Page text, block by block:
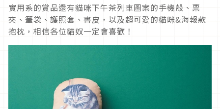
實用系的賞品還有貓咪下午茶列車圖案的手機殼、票
夾、筆袋、護照套、書皮，以及超可愛的貓咪&海報款
抱枕，相信各位貓奴一定會喜歡！